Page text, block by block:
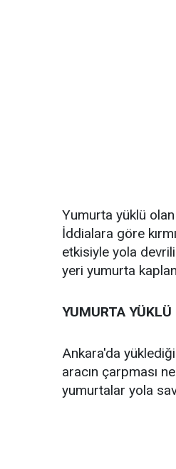
Yumurta yüklü
İddialara göre
etkisiyle yola
yeri yumurta
YUMURTA
Ankara'da
aracın çarpması
yumurtalar yola